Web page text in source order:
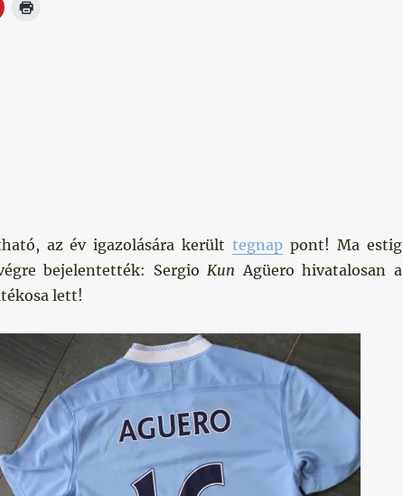
az év igazolására kerülttegnap pont! Ma estig
bejelentették: Sergio Kun Agüero hivatalosan a
lett!